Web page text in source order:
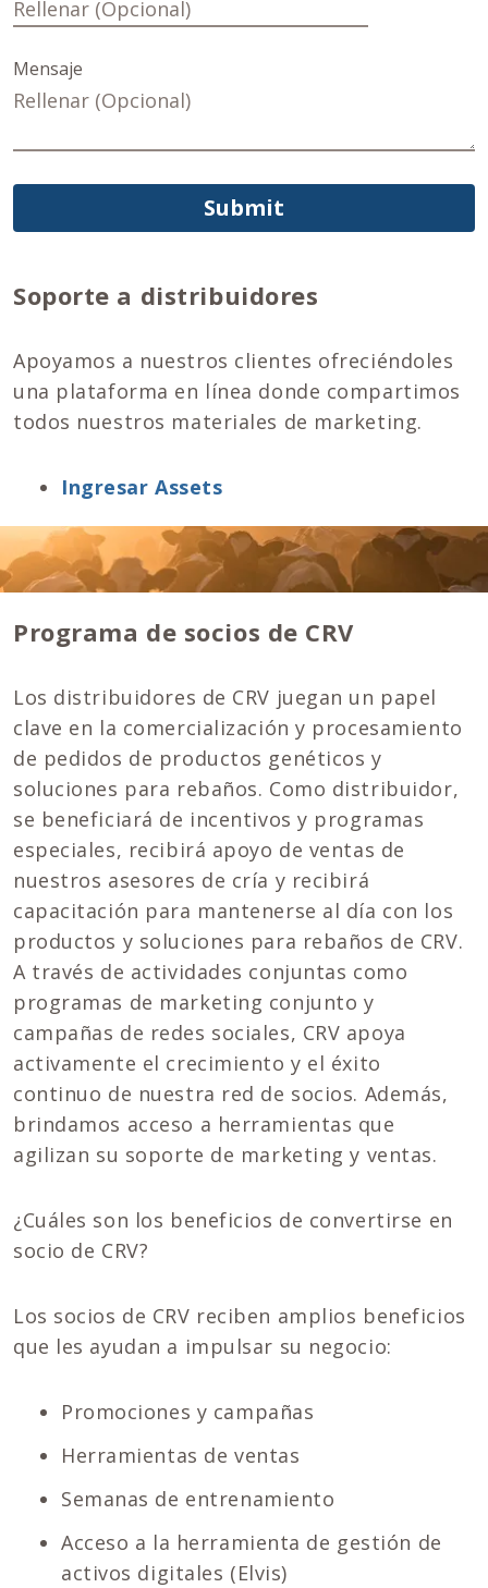
Mensaje
Submit
Soporte a distribuidores
Apoyamos a nuestros clientes ofreciéndoles
una plataforma en línea donde compartimos
todos nuestros materiales de marketing.
Ingresar Assets
Programa de socios de CRV
Los distribuidores de CRV juegan un papel
clave en la comercialización y procesamiento
de pedidos de productos genéticos y
soluciones para rebaños. Como distribuidor,
se beneficiará de incentivos y programas
especiales, recibirá apoyo de ventas de
nuestros asesores de cría y recibirá
capacitación para mantenerse al día con los
productos y soluciones para rebaños de CRV.
A través de actividades conjuntas como
programas de marketing conjunto y
campañas de redes sociales, CRV apoya
activamente el crecimiento y el éxito
continuo de nuestra red de socios. Además,
brindamos acceso a herramientas que
agilizan su soporte de marketing y ventas.
¿Cuáles son los beneficios de convertirse en
socio de CRV?
Los socios de CRV reciben amplios beneficios
que les ayudan a impulsar su negocio:
Promociones y campañas
Herramientas de ventas
Semanas de entrenamiento
Acceso a la herramienta de gestión de
activos digitales (Elvis)